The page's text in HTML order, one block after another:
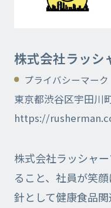
株式会社ラッシ
プライバシーマーク
東京都渋谷区宇田川
https://
株式会社ラッシャ
ること、社員が笑
針として健康食品